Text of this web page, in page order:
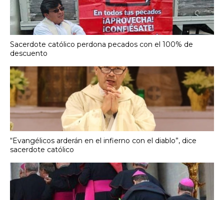
Sacerdote católico perdona pecados con el 100% de
descuento
“Evangélicos arderán en el infierno con el diablo”, dice
sacerdote católico